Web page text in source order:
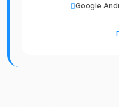
Google